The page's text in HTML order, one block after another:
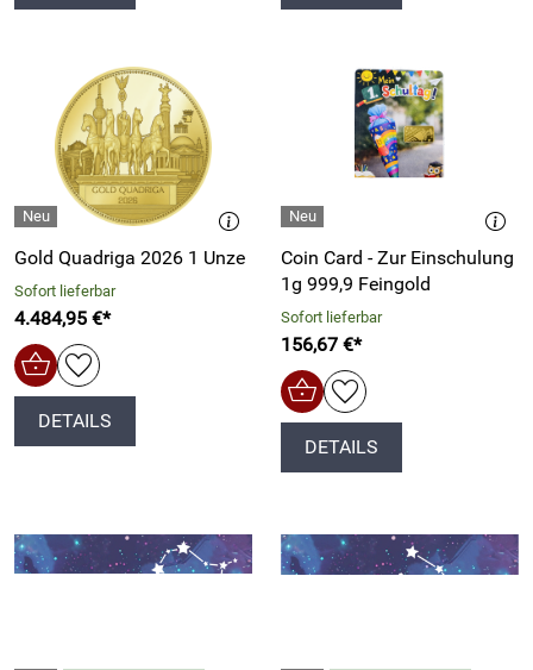
Gold Quadriga 2026 1 Unze
Sofort lieferbar
4.484,95 €*
DETAILS
Coin Card - Zur Einschulung
1g 999,9 Feingold
Sofort lieferbar
156,67 €*
DETAILS